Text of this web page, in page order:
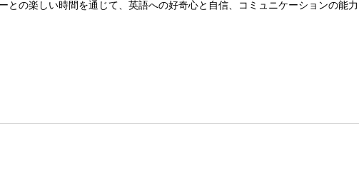
との楽しい時間を通じて、英語への好奇心と自信、コミュニケーションの能力